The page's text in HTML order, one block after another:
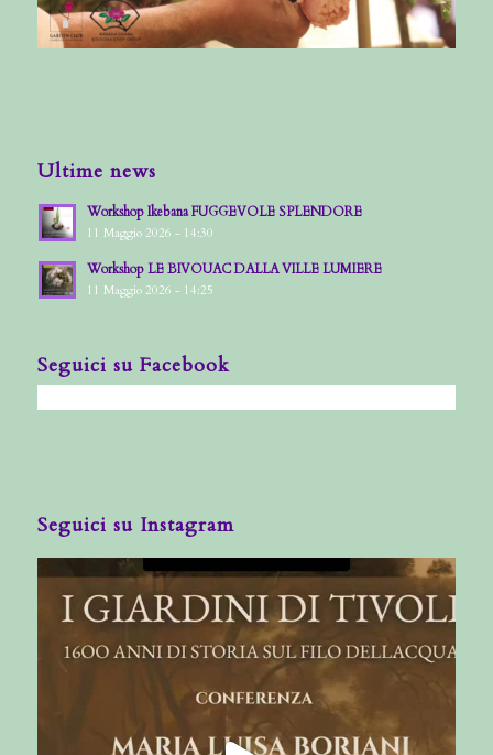
Ultime news
Workshop Ikebana FUGGEVOLE SPLENDORE
11 Maggio 2026 - 14:30
Workshop LE BIVOUAC DALLA VILLE LUMIERE
11 Maggio 2026 - 14:25
Seguici su Facebook
Seguici su Instagram